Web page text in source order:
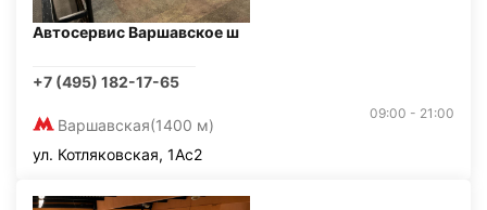
Автосервис Варшавское ш
+7 (495) 182-17-65
Варшавская(1400 м)
09:00 - 21:00
ул. Котляковская, 1Ас2